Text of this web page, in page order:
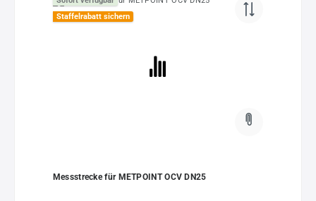
Staffelrabatt sichern
Messstrecke für METPOINT OCV DN25